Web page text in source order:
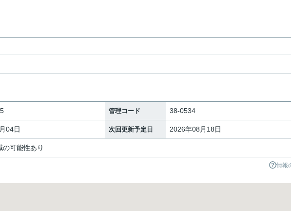
管理コード 38-0534
04日 次回更新予定日 2026年08月18日
可能性あり
情報